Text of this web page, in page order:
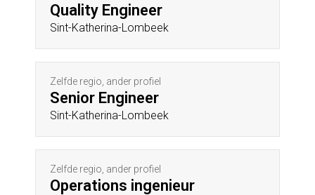
Quality Engineer
Sint-Katherina-Lombeek
Zelfde regio, ander profiel
Senior Engineer
Sint-Katherina-Lombeek
Zelfde regio, ander profiel
Operations ingenieur